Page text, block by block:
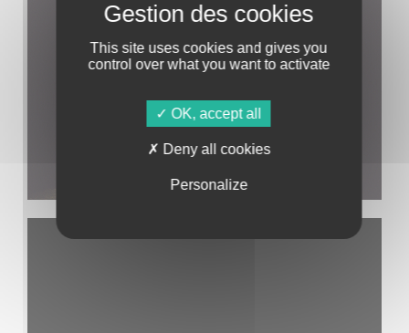
This site uses cookies and gives you
control over what you want to activate
OK, accept all
Deny all cookies
Personalize